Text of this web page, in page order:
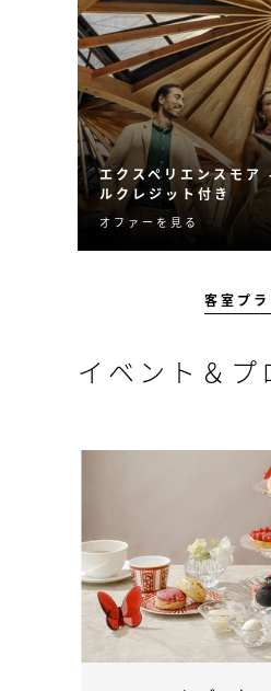
エクスペリエンスモア
ルクレジット付き
特別な滞在を叶えるク
ット付きプラン。
オファーを見る
客室プ
イベント＆プ